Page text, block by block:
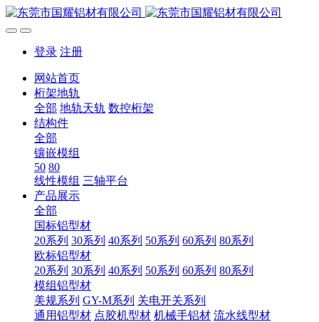
登录 注册
网站首页
桁架地轨
全部 地轨天轨 数控桁架
结构件
全部
镶嵌模组
50 80
线性模组 三轴平台
产品展示
全部
国标铝型材
20系列 30系列 40系列 50系列 60系列 80系列
欧标铝型材
20系列 30系列 40系列 50系列 60系列 80系列
模组铝型材
美规系列 GY-M系列 关电开关系列
通用铝型材 点胶机型材 机械手铝材 流水线型材